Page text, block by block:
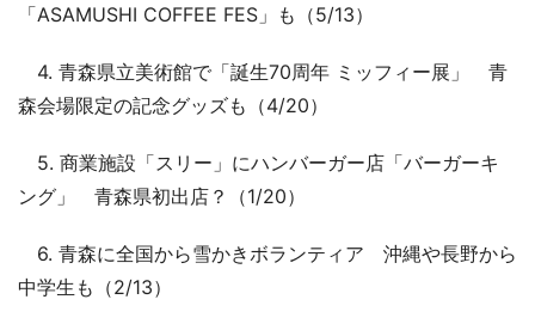
「ASAMUSHI COFFEE FES」も（5/13）
4. 青森県立美術館で「誕生70周年 ミッフィー展」 青
森会場限定の記念グッズも（4/20）
5. 商業施設「スリー」にハンバーガー店「バーガーキ
ング」 青森県初出店？（1/20）
6. 青森に全国から雪かきボランティア 沖縄や長野から
中学生も（2/13）